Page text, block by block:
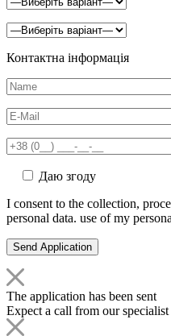
Контактна інформація
Даю згоду
I consent to the collection,
personal data. use of my
The application has been sent
Expect a call from our